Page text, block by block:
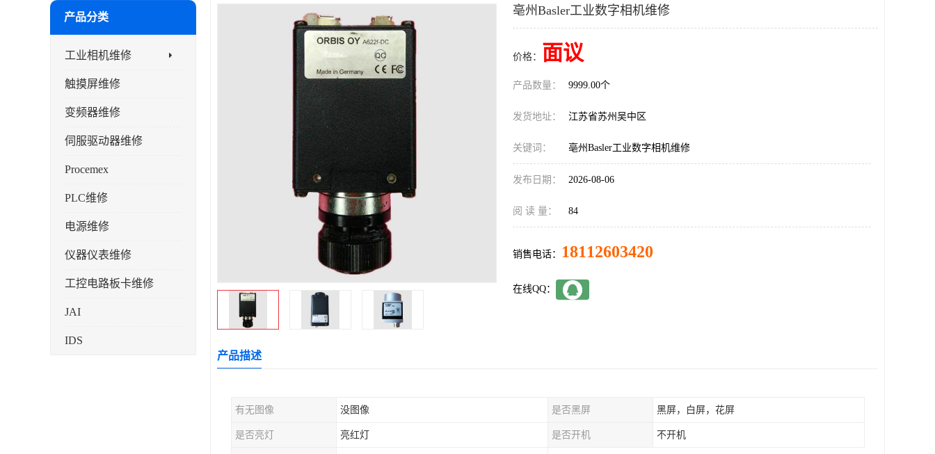
产品分类
工业相机维修
触摸屏维修
变频器维修
伺服驱动器维修
Procemex
PLC维修
电源维修
仪器仪表维修
工控电路板卡维修
JAI
IDS
亳州Basler工业数字相机维修
价格： 面议
产品数量： 9999.00个
发货地址： 江苏省苏州吴中区
关键词： 亳州Basler工业数字相机维修
发布日期： 2026-08-06
阅 读 量： 84
销售电话： 18112603420
在线QQ：
产品描述
有无图像 没图像 是否黑屏 黑屏，白屏，花屏
是否亮灯 亮红灯 是否开机 不开机